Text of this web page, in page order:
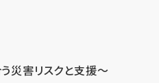
災害リスクと支援～